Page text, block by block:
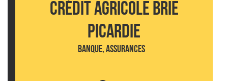
CRÉDIT AGRICOLE BRIE
PICARDIE
BANQUE, ASSURANCES